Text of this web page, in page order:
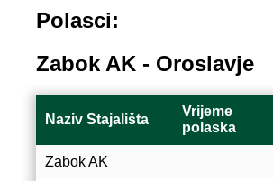
Polasci:
Zabok AK - Oroslavje
Naziv Stajališta
Vrijeme
polaska
Zabok AK